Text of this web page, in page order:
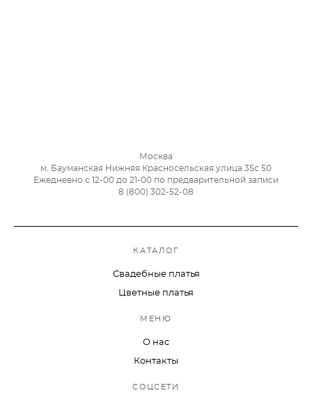
Москва
м. Бауманская Нижняя Красносельская улица 35с 50
Ежедневно с 12-00 до 21-00 по предварительной записи
8 (800) 302-52-08
КАТАЛОГ
Свадебные платья
Цветные платья
МЕНЮ
О нас
Контакты
СОЦСЕТИ